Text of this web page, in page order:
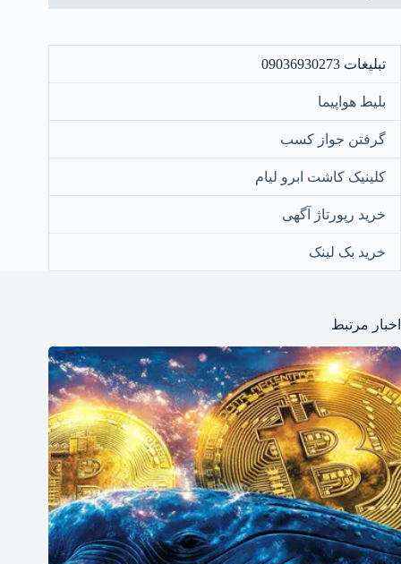
تبلیغات 09036930273
بلیط هواپیما
گرفتن جواز کسب
کلینیک کاشت ابرو لیام
خرید رپورتاژ آگهی
خرید بک لینک
اخبار مرتبط